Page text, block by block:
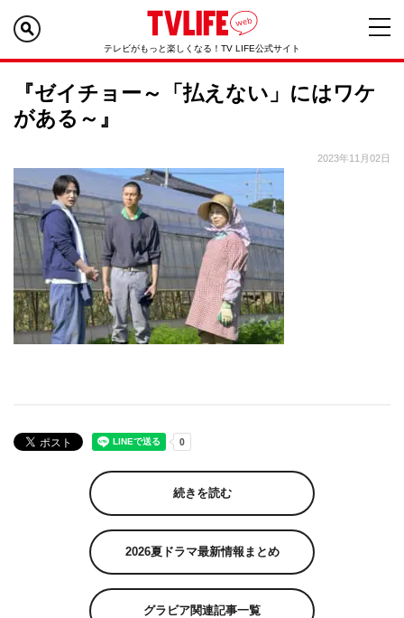
テレビがもっと楽しくなる！TV LIFE公式サイト
『ゼイチョー～「払えない」にはワケ
がある～』
2023年11月02日
続きを読む
2026夏ドラマ最新情報まとめ
グラビア関連記事一覧